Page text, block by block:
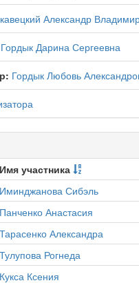
Александр
Гордык Дарина Сергеевна
Гордык Любовь
Имя участника
Иминджанова Сибэль
Панченко Анастасия
Тарасенко Александра
Тулупова Рогнеда
Кукса Ксения